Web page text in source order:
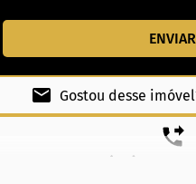
Gostou desse
(62)